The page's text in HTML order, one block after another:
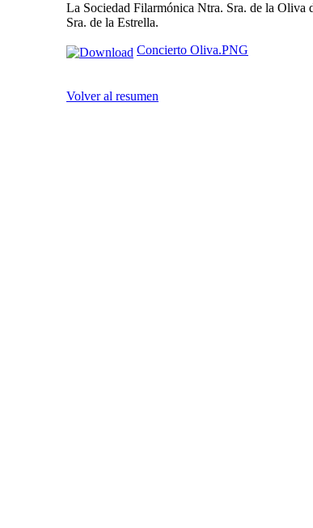
La Sociedad Filarmónica Ntra. Sra. de la Oliva
Sra. de la Estrella.
Concierto Oliva.PNG
Volver al resumen